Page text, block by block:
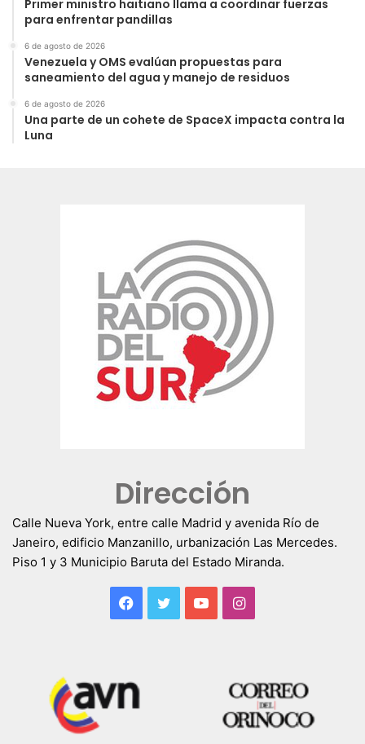
Primer ministro haitiano llama a coordinar fuerzas
para enfrentar pandillas
6 de agosto de 2026
Venezuela y OMS evalúan propuestas para
saneamiento del agua y manejo de residuos
6 de agosto de 2026
Una parte de un cohete de SpaceX impacta contra la
Luna
Dirección
Calle Nueva York, entre calle Madrid y avenida Río de
Janeiro, edificio Manzanillo, urbanización Las Mercedes.
Piso 1 y 3 Municipio Baruta del Estado Miranda.
Facebook
TwitterYouTubeInstagram